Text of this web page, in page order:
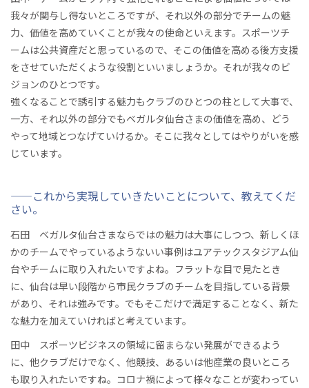
我々が関与し得ないところですが、それ以外の部分でチームの魅
力、価値を高めていくことが我々の使命といえます。スポーツチ
ームは公共資産だと思っているので、そこの価値を高める後方支援
をさせていただくような役割といいましょうか。それが我々のビ
ジョンのひとつです。
強くなることで誘引する魅力もクラブのひとつの柱として大事で、
一方、それ以外の部分でもベガルタ仙台さまの価値を高め、どう
やって地域とつなげていけるか。そこに我々としてはやりがいを感
じています。
——これから実現していきたいことについて、教えてくだ
さい。
石田 ベガルタ仙台さまならではの魅力は大事にしつつ、新しくほ
かのチームでやっているようないい事例はユアテックスタジアム仙
台やチームに取り入れたいですよね。フラットな目で見たとき
に、仙台は早い段階から市民クラブのチームを目指している背景
があり、それは強みです。でもそこだけで満足することなく、新た
な魅力を加えていければと考えています。
田中 スポーツビジネスの領域に留まらない発展ができるよう
に、他クラブだけでなく、他競技、あるいは他産業の良いところ
も取り入れたいですね。コロナ禍によって様々なことが変わってい